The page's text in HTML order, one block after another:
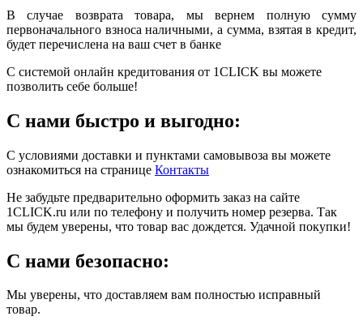
В случае возврата товара, мы вернем полную сумму
первоначального взноса наличными, а сумма, взятая в кредит,
будет перечислена на ваш счет в банке
С системой онлайн кредитования от 1CLICK вы можете
позволить себе больше!
С нами быстро и выгодно:
С условиями доставки и пунктами самовывоза вы можете
ознакомиться на странице Контакты
Не забудьте предварительно оформить заказ на сайте
1CLICK.ru или по телефону и получить номер резерва. Так
мы будем уверены, что товар вас дождется. Удачной покупки!
С нами безопасно:
Мы уверены, что доставляем вам полностью исправный
товар.